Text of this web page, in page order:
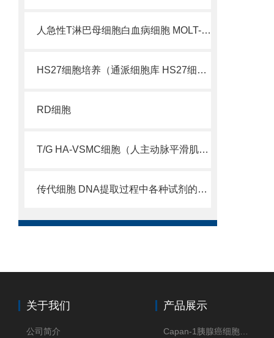
人急性T淋巴母细胞白血病细胞 MOLT-4细胞
HS27细胞培养（通派细胞库 HS27细胞）
RD细胞
T/G HA-VSMC细胞（人主动脉平滑肌细胞）
传代细胞 DNA提取过程中各种试剂的作用及原理
关于我们
公司简介
产品展示